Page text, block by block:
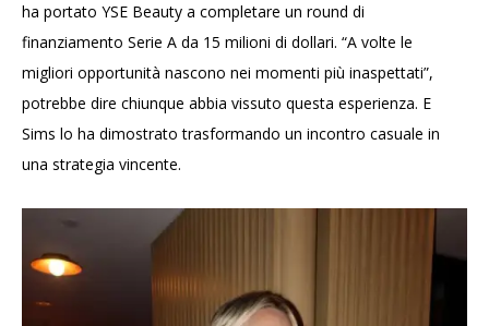
ha portato YSE Beauty a completare un round di
finanziamento Serie A da 15 milioni di dollari. “A volte le
migliori opportunità nascono nei momenti più inaspettati”,
potrebbe dire chiunque abbia vissuto questa esperienza. E
Sims lo ha dimostrato trasformando un incontro casuale in
una strategia vincente.